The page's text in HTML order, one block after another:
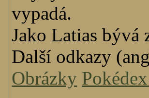
vypadá.
Jako Latias bývá
Další odkazy
Obrázky Pokédex